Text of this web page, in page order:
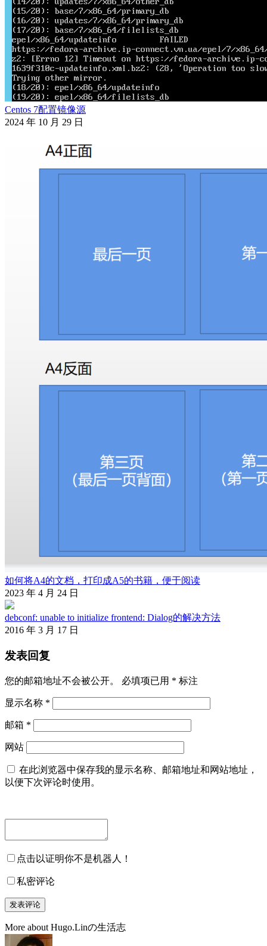
Centos 7配置镜像源
2024 年 10 月 29 日
如何将A4的文档，打印成A5的书籍，便于阅读
2023 年 4 月 24 日
debconf: unable to initialize frontend: Dialog的解决方法
2016 年 3 月 17 日
发表回复
您的邮箱地址不会被公开。 必填项已用 * 标注
显示名称 *
邮箱 *
网站
在此浏览器中保存我的显示名称、邮箱地址和网站地址，
以便下次评论时使用。
点击以证明你不是机器人！
私密评论
More about Hugo.Linの生活志